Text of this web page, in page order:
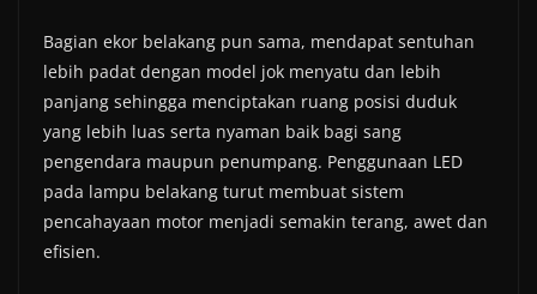
Bagian ekor belakang pun sama, mendapat sentuhan
lebih padat dengan model jok menyatu dan lebih
panjang sehingga menciptakan ruang posisi duduk
yang lebih luas serta nyaman baik bagi sang
pengendara maupun penumpang. Penggunaan LED
pada lampu belakang turut membuat sistem
pencahayaan motor menjadi semakin terang, awet dan
efisien.